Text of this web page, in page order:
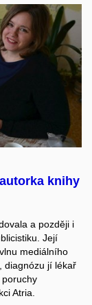
knihy
a později i
Její
mediálního
, diagnózu jí lékař
poruchy
Atria.